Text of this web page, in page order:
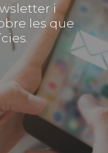
i
les que